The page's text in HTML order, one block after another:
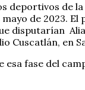
deportivos de
mayo de 2023.
disputarían
Cuscatlán, en
esa fase del